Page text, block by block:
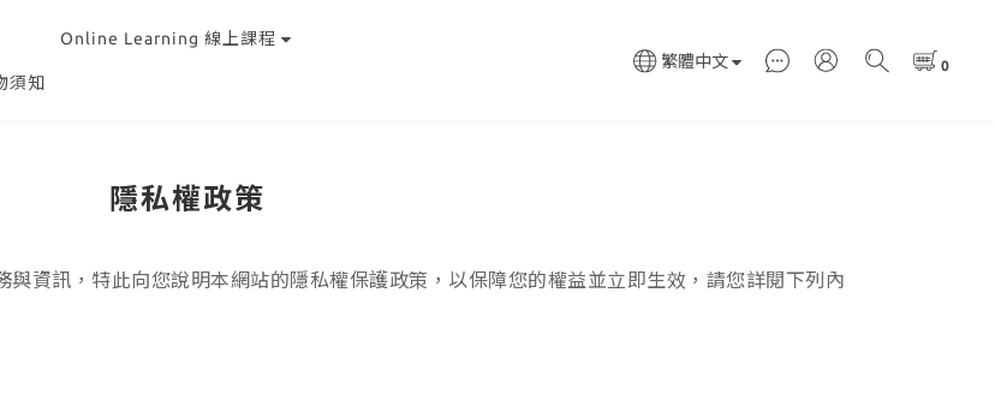
Online Learning 線上課程
須知
繁體中文
隱私權政策
資訊，特此向您說明本網站的隱私權保護政策，以保障您的權益並立即生效，請您詳閱下列內